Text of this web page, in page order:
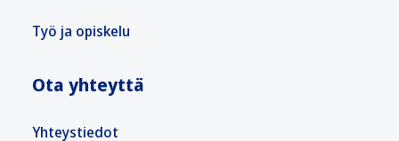
Työ ja opiskelu
Ota yhteyttä
Yhteystiedot